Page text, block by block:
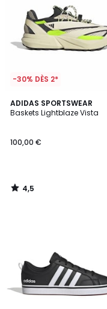
-30% DÈS 2*
ADIDAS SPORTSWEAR
Baskets Lightblaze Vista
100,00 €
4,5
/ 5
4,5
/